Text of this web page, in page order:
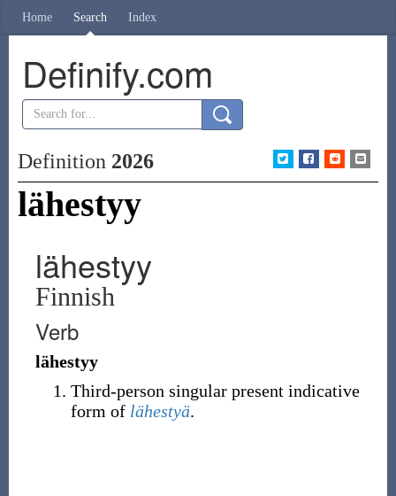
Home Search Index
Definify.com
Definition 2026
lähestyy
lähestyy
Finnish
Verb
lähestyy
Third-person singular present indicative
form of lähestyä.